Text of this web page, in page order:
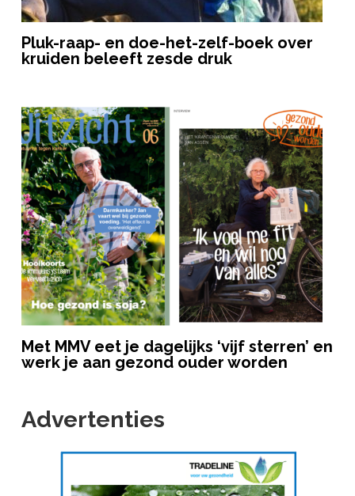
Pluk-raap- en doe-het-zelf-boek over
kruiden beleeft zesde druk
Met MMV eet je dagelijks ‘vijf sterren’ en
werk je aan gezond ouder worden
Advertenties